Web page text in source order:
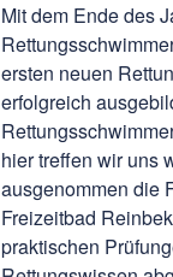
Mit dem Ende des
ersten neuen
erfolgreich
hier treffen wir uns
ausgenommen die
Freizeitbad
praktischen